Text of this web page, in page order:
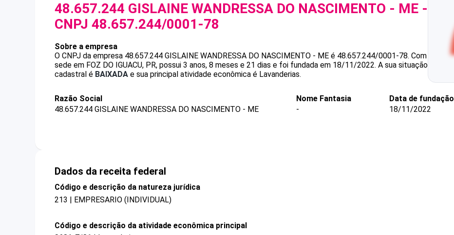
48.657.244 GISLAINE WANDRESSA DO NASCIMENTO - ME -
CNPJ 48.657.244/0001-78
Sobre a empresa
O CNPJ da empresa 48.657.244 GISLAINE WANDRESSA DO NASCIMENTO - ME é 48.657.244/0001-78. Com
sede em FOZ DO IGUACU, PR, possui 3 anos, 8 meses e 21 dias e foi fundada em 18/11/2022. A sua situação
cadastral é BAIXADA e sua principal atividade econômica é Lavanderias.
Razão Social
48.657.244 GISLAINE WANDRESSA DO NASCIMENTO - ME
Nome Fantasia
-
Data de fundação
18/11/2022
Dados da receita federal
Código e descrição da natureza jurídica
213 | EMPRESARIO (INDIVIDUAL)
Código e descrição da atividade econômica principal